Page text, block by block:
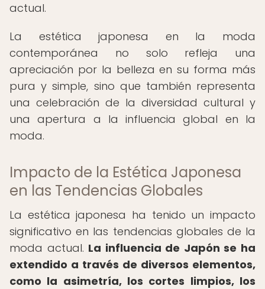
actual.
La estética japonesa en la moda
contemporánea no solo refleja una
apreciación por la belleza en su forma más
pura y simple, sino que también representa
una celebración de la diversidad cultural y
una apertura a la influencia global en la
moda.
Impacto de la Estética Japonesa
en las Tendencias Globales
La estética japonesa ha tenido un impacto
significativo en las tendencias globales de la
moda actual. La influencia de Japón se ha
extendido a través de diversos elementos,
como la asimetría, los cortes limpios, los